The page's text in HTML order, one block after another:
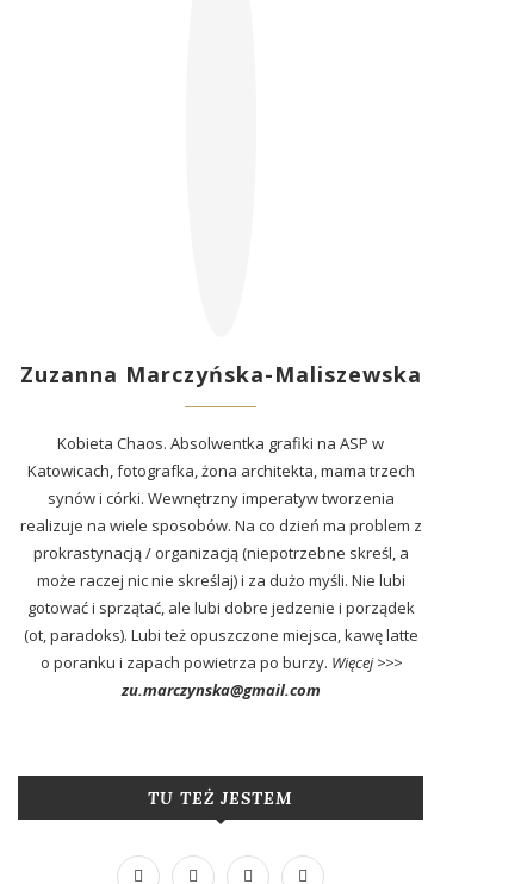
Zuzanna Marczyńska-Maliszewska
Kobieta Chaos. Absolwentka grafiki na ASP w
Katowicach, fotografka, żona architekta, mama trzech
synów i córki. Wewnętrzny imperatyw tworzenia
realizuje na wiele sposobów. Na co dzień ma problem z
prokrastynacją / organizacją (niepotrzebne skreśl, a
może raczej nic nie skreślaj) i za dużo myśli. Nie lubi
gotować i sprzątać, ale lubi dobre jedzenie i porządek
(ot, paradoks). Lubi też opuszczone miejsca, kawę latte
o poranku i zapach powietrza po burzy. Więcej >>>
zu.marczynska@gmail.com
TU TEŻ JESTEM